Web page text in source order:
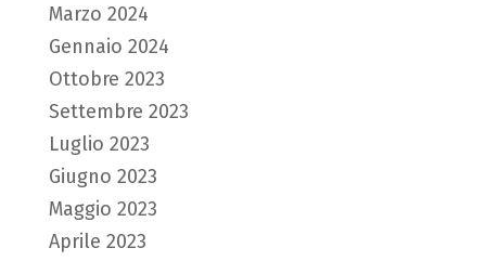
Marzo 2024
Gennaio 2024
Ottobre 2023
Settembre 2023
Luglio 2023
Giugno 2023
Maggio 2023
Aprile 2023